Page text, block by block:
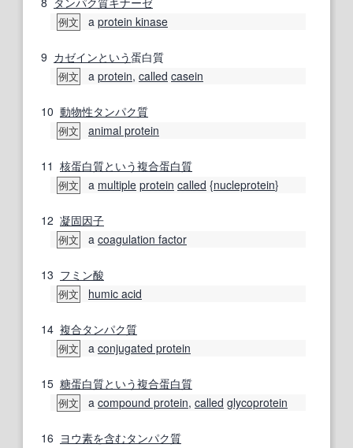
例文 a protein kinase
9 カゼインという蛋白質
例文 a protein, called casein
10 動物性タンパク質
例文 animal protein
11 核蛋白質という複合蛋白質
例文 a multiple protein called {nucleprotein}
12 凝固因子
例文 a coagulation factor
13 フミン酸
例文 humic acid
14 複合タンパク質
例文 a conjugated protein
15 糖蛋白質という複合蛋白質
例文 a compound protein, called glycoprotein
16 ヨウ素を含むタンパク質